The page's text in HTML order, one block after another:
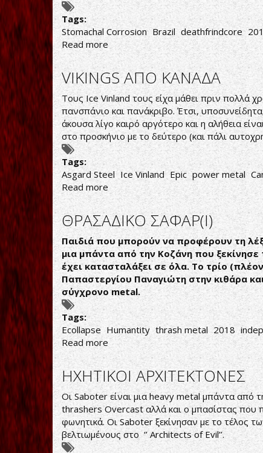
Tags:
Stomachal Corrosion Brazil deathfrindcore
Read more about
ΒΡΑΖΙΛΙΑΝΙΚΟ
DEATHGRINDCORE
VIKINGS ΑΠΟ ΚΑΝΑΔΑ
Τους Ice Vinland τους είχα μάθει πριν πολλά
πανσπάνιο και πανάκριβο. Έτσι,
άκουσα λίγο καιρό αργότερο και η αλήθεια
στο προσκήνιο με το δεύτερο (και πάλι
Tags:
Asgard Steel Ice Vinland Epic power metal
Read more about
VIKINGS
ΑΠΟ
ΚΑΝΑΔΑ
ΘΡΑΣΑΔΙΚΟ ΣΑΦΑΡ(Ι)
Παιδιά που μπορούν να προφέρουν τη
μια μπάντα από την Κοζάνη που
έχει κατασταλάξει σε όλα. Το τρίο
Παπαστεργίου Παναγιώτη στην κιθάρα
σύγχρονο metal.
Tags:
Ecollapse Humantity thrash metal 2018
Read more about
ΘΡΑΣΑΔΙΚΟ
ΣΑΦΑΡ(Ι)
ΗΧΗΤΙΚΟΙ ΑΡΧΙΤΕΚΤΟΝΕΣ
Οι Saboter είναι μια heavy metal μπάντα από
thrashers Overcast αλλά και ο μπασίστας που
φωνητικά. Οι Saboter ξεκίνησαν με το τέλος
βελτιωμένους στο ‘’ Architects of Evil’’.